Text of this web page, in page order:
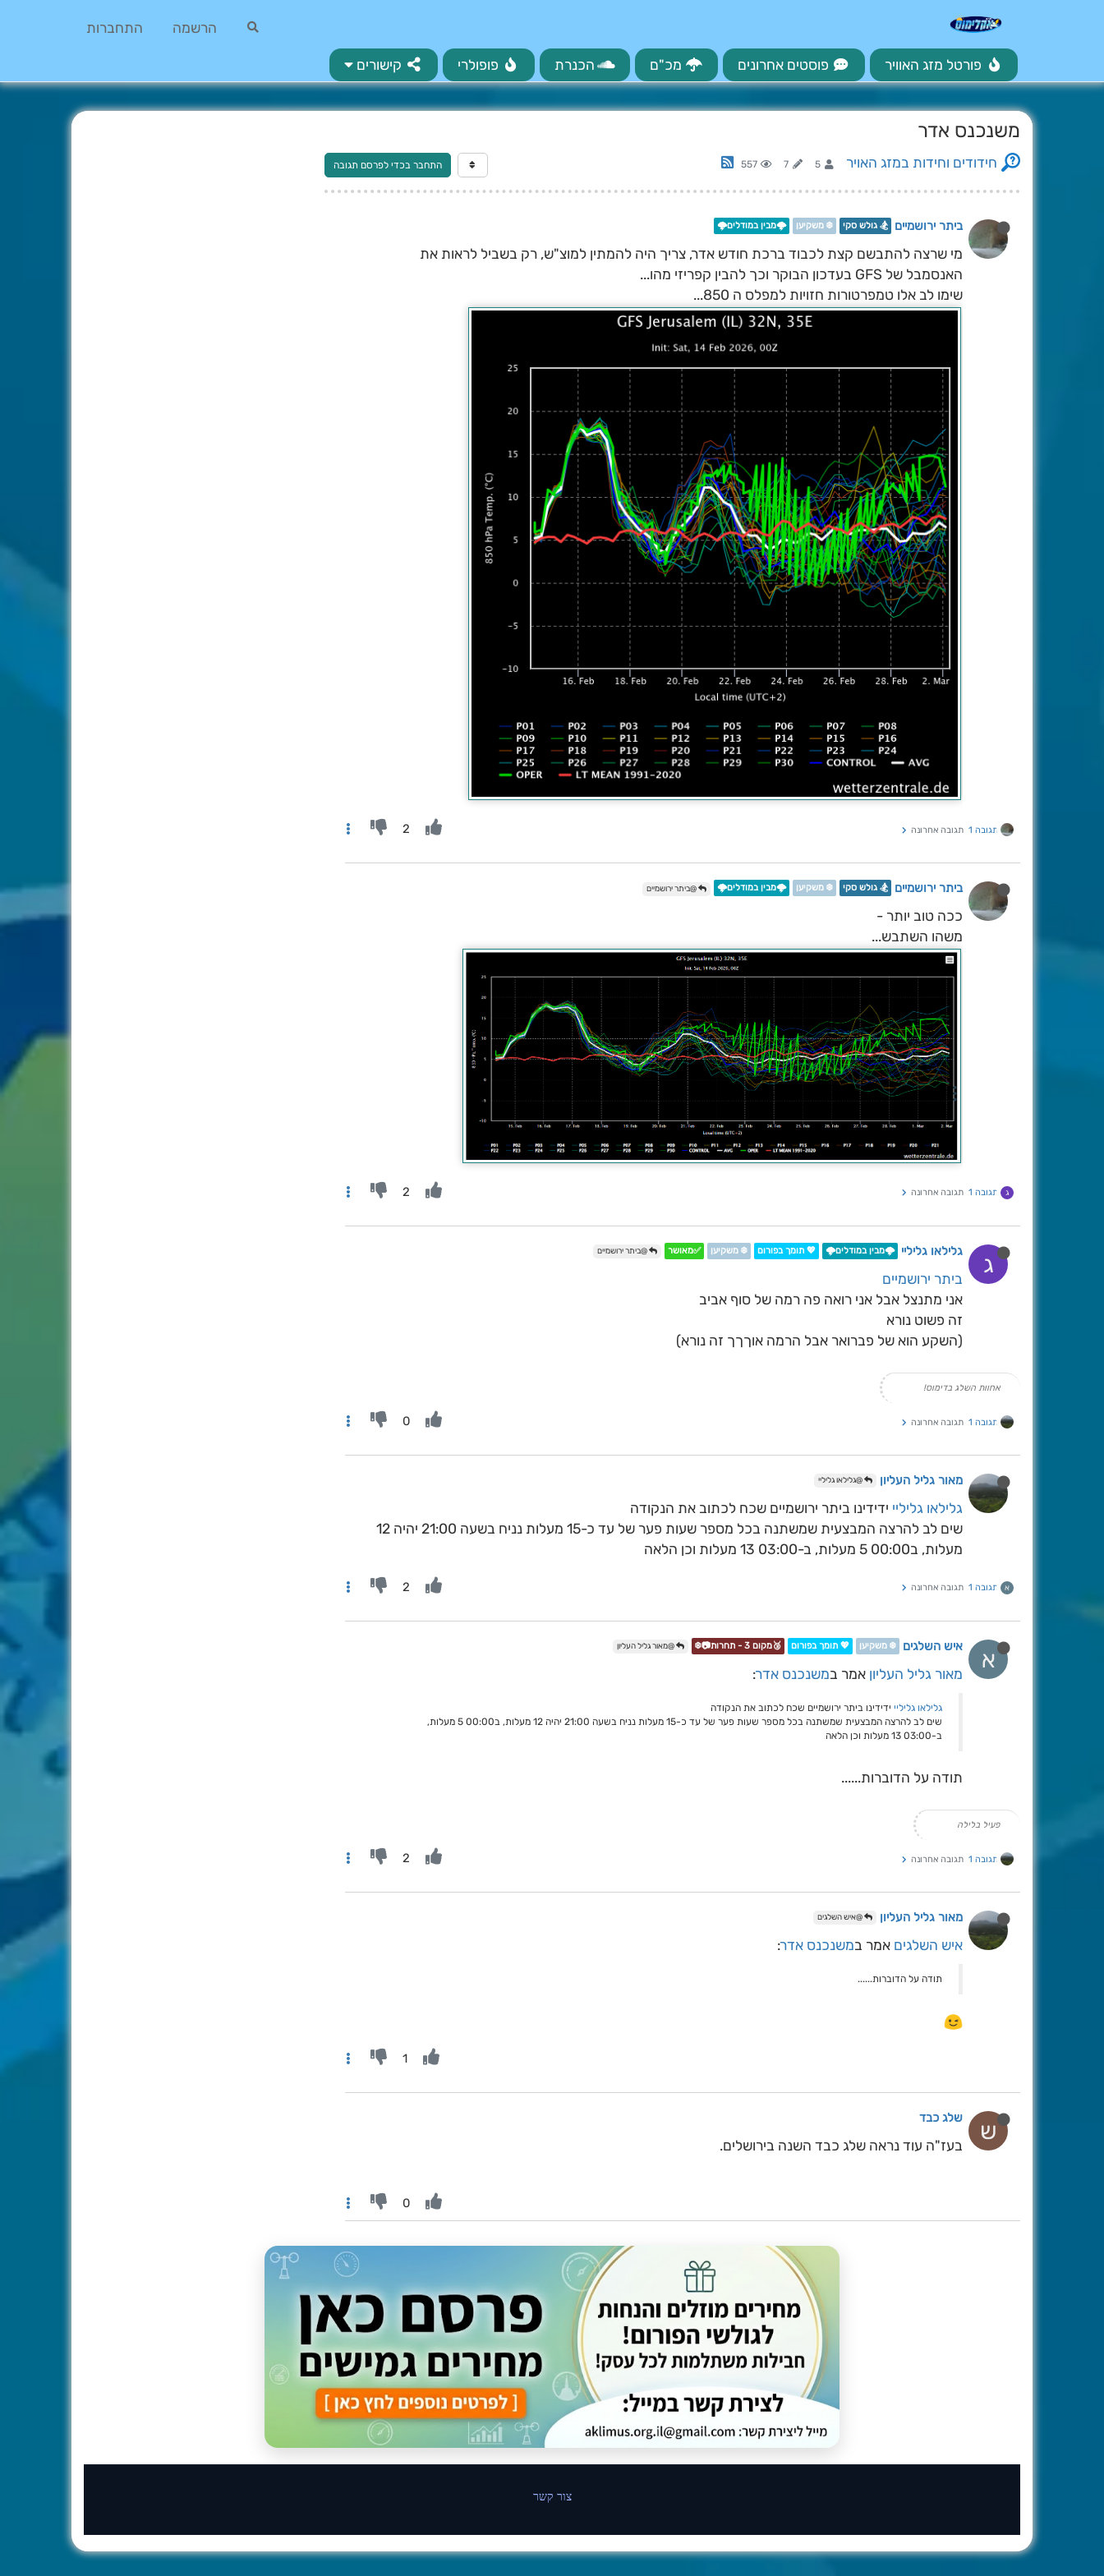
הרשמה התחברות
פורטל מזג האוויר פוסטים אחרונים מכ"ם הכנרת פופולרי קישורים
משנכנס אדר
חידודים וחידות במזג האויר 5
7
557 התחבר בכדי לפרסם תגובה
ביתר ירושמיים 🏂 גולש סקי ❄️ משקיען 🌩️מבין במודלים🌩️
מי שרצה להתבשם קצת לכבוד ברכת חודש אדר, צריך היה להמתין למוצ"ש, רק בשביל לראות את
האנסמבל של GFS בעדכון הבוקר וכך להבין קפריזי מהו...
שימו לב אלו טמפרטורות חזויות למפלס ה 850...
תגובה 1 תגובה אחרונה 2
ביתר ירושמיים 🏂 גולש סקי ❄️ משקיען 🌩️מבין במודלים🌩️ @ביתר ירושמיים
ככה טוב יותר -
משהו השתבש...
ג תגובה 1 תגובה אחרונה 2
ג גלילאו גליליי 🌩️מבין במודלים🌩️ 💖 תומך בפורום ❄️ משקיען ✅מאושר @ביתר ירושמיים
ביתר ירושמיים
אני מתנצל אבל אני רואה פה רמה של סוף אביב
זה פשוט נורא
(השקע הוא של פברואר אבל הרמה אוךךך זה נורא)
אחוות השלג בדימוס!
תגובה 1 תגובה אחרונה 0
מאור גליל העליון @גלילאו גליליי
גלילאו גליליי ידידינו ביתר ירושמיים שכח לכתוב את הנקודה
שים לב להרצה המבצעית שמשתנה בכל מספר שעות פער של עד כ-15 מעלות נניח בשעה 21:00 יהיה 12
מעלות, ב00:00 5 מעלות, ב-03:00 13 מעלות וכן הלאה
א תגובה 1 תגובה אחרונה 2
א איש השלגים ❄️ משקיען 💖 תומך בפורום 🥉מקום 3 - תחרות📷❄️ @מאור גליל העליון
מאור גליל העליון אמר במשנכנס אדר:
גלילאו גליליי ידידינו ביתר ירושמיים שכח לכתוב את הנקודה
שים לב להרצה המבצעית שמשתנה בכל מספר שעות פער של עד כ-15 מעלות נניח בשעה 21:00 יהיה 12 מעלות, ב00:00 5 מעלות,
ב-03:00 13 מעלות וכן הלאה
תודה על הדוברות......
פעיל בלילה
תגובה 1 תגובה אחרונה 2
מאור גליל העליון @איש השלגים
איש השלגים אמר במשנכנס אדר:
תודה על הדוברות......
1
ש שלג כבד
בעז"ה עוד נראה שלג כבד השנה בירושלים.
0
צור קשר